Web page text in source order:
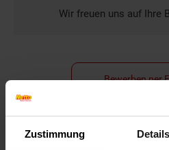
Zustimmung Details
Wir freuen uns auf Ihre
Bewerben per